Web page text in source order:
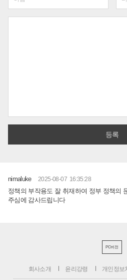
nimaluke 2025-08-07 16:35:28
정책의 부작용도 잘 취재하여 정부 정책의
주심에 감사드립니다
PC버전
회사소개 윤리강령 개인정보